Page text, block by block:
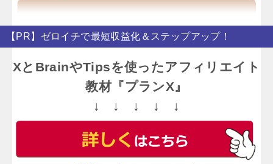
【PR】ゼロイチで最短収益化＆ステップアップ！
XとBrainやTipsを使ったアフィリエイト
教材『プランX』
↓ ↓ ↓ ↓ ↓